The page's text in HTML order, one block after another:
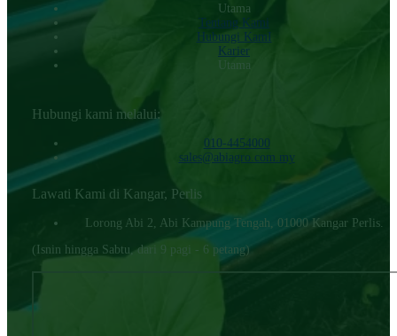
Utama
Tentang Kami
Hubungi KamI
Karier
Utama
Hubungi kami melalui:
010-4454000‬
sales@abiagro.com.my
Lawati Kami di Kangar, Perlis
Lorong Abi 2, Abi Kampung Tengah, 01000 Kangar Perlis.
(Isnin hingga Sabtu, dari 9 pagi - 6 petang)